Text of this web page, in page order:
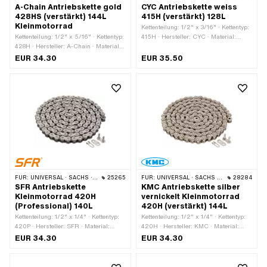
A-Chain Antriebskette gold
428HS (verstärkt) 144L
Kleinmotorrad
Kettenteilung: 1/2" x 5/16" · Kettentyp:
428H · Hersteller: A-Chain · Material:
Stahl · Farbe: gold · Anzahl
Federverschluss · Oberfläche: lackiert
EUR 34.30
CYC Antriebskette weiss
415H (verstärkt) 128L
Kettenteilung: 1/2" x 3/16" · Kettentyp:
415H · Hersteller: CYC · Material:
Kettenglieder: 128 Stk. · Abrollumfang:
EUR 35.50
FÜR: UNIVERSAL · SACHS · KREIDLER 25265
SFR Antriebskette
Kleinmotorrad 420H
(Professional) 140L
Kettenteilung: 1/2" x 1/4" · Kettentyp:
420P · Hersteller: SFR · Material:
Stahl · Farbe: gold · Anzahl
Federverschluss · Oberfläche: lackiert
EUR 34.30
FÜR: UNIVERSAL · SACHS · KREIDLER 28284
KMC Antriebskette silber
vernickelt Kleinmotorrad
420H (verstärkt) 144L
Kettenteilung: 1/2" x 1/4" · Kettentyp:
420H · Hersteller: KMC · Material:
Stahl · Farbe: silber · Anzahl
EUR 34.30